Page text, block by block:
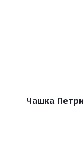
Чашка